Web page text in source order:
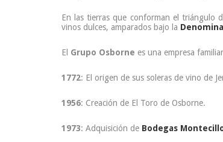
En las tierras que conforman el triángulo
vinos dulces, amparados bajo la
El Grupo Osborne es una empresa
1772: El origen de sus soleras de vino de
1956: Creación de El Toro de Osborne.
1973: Adquisición de Bodegas